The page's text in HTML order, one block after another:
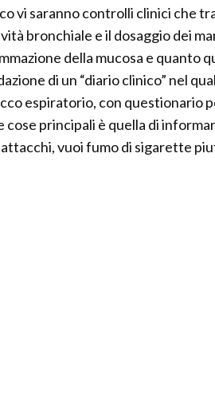
vi saranno controlli clinici che
bronchiale e il dosaggio dei
della mucosa e quanto
di un “diario clinico” nel
espiratorio, con questionario
cose principali è quella di
vuoi fumo di sigarette